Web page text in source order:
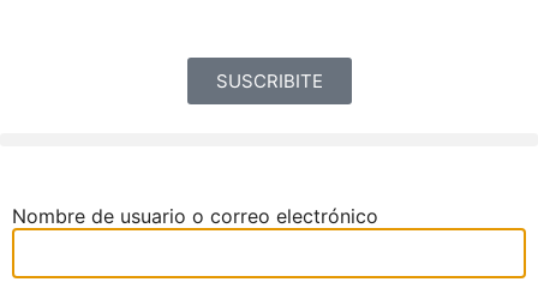
SUSCRIBITE
Nombre de usuario o correo electrónico